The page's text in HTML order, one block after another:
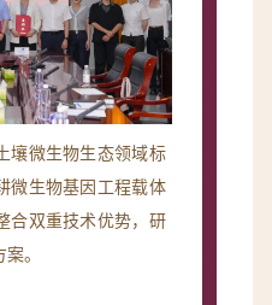
壤微生物生态领域标
微生物基因工程载体
合双重技术优势，研
。